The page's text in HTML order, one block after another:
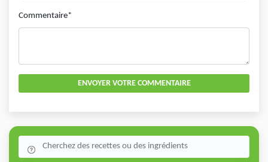
Commentaire*
ENVOYER VOTRE COMMENTAIRE